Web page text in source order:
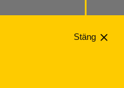
Stäng